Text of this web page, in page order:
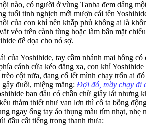
nào, có người ở vùng Tanba đem dâng
tuổi tinh nghịch mới mượn cái tên
của con khỉ nên khắp phủ không ai là
vẻo trên cành tùng hoặc làm bẩn mặt
để dọa cho nó sợ.
của Yoshihide, tay cầm nhánh mai hồng có
cánh cửa kéo đằng xa, con khỉ
cột nữa, đang cố lết mình chạy trốn ai
đuổi, miệng mắng: Đợi đó, mầy chạy đi
ban đầu có chần chừ giây lát nhưng
thảm thiết như van lơn thì cô ta bỗng
ngay ống tay áo thụng màu tím nhạt, nhẹ
đầu cất tiếng trong thanh thưa: